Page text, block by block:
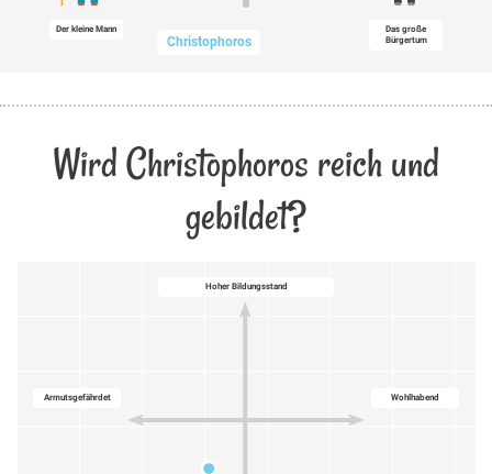
Der kleine Mann
Christophoros
Das große
Bürgertum
Wird Christophoros reich und
gebildet?
Hoher Bildungsstand
Wohlhabend
Armutsgefährdet